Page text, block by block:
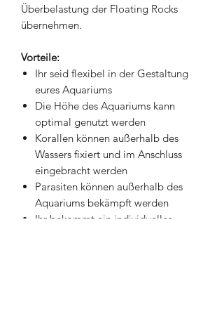
Überbelastung der Floating Rocks
übernehmen.
Vorteile:
Ihr seid flexibel in der Gestaltung
eures Aquariums
Die Höhe des Aquariums kann
optimal genutzt werden
Korallen können außerhalb des
Wassers fixiert und im Anschluss
eingebracht werden
Parasiten können außerhalb des
Aquariums bekämpft werden
Ihr bekommt ein individuelles